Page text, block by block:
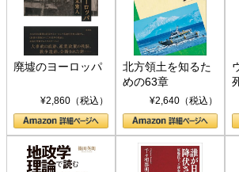
廃墟のヨーロッパ
¥2,860（税込）
北方領土を知るた
めの63章
¥2,640（税込）